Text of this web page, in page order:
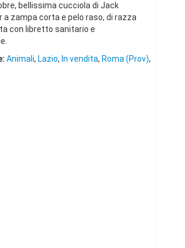
bellissima cucciola di Jack
a zampa corta e pelo raso, di razza
con libretto sanitario e
Animali, Lazio, In vendita, Roma (Prov),